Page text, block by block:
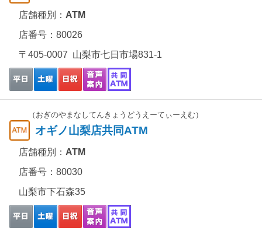
店舗種別： ATM
店番号：80026
〒405-0007 山梨市七日市場831-1
（おぎのやまなしてんきょうどうえーてぃーえむ）
オギノ山梨店共同ATM
店舗種別： ATM
店番号：80030
山梨市下石森35